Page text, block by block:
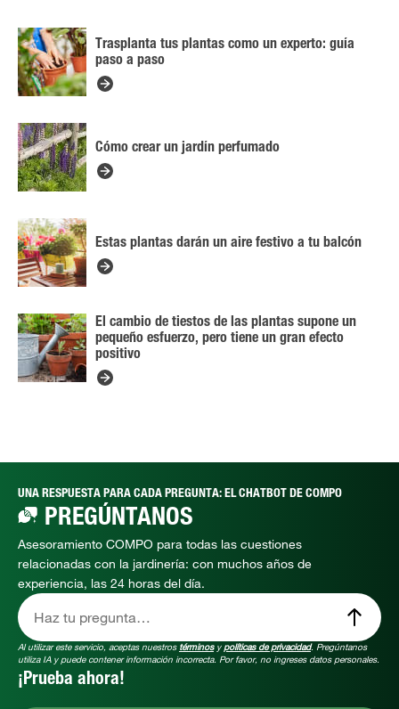
Trasplanta tus plantas como un experto: guía
paso a paso
Cómo crear un jardín perfumado
Estas plantas darán un aire festivo a tu balcón
El cambio de tiestos de las plantas supone un
pequeño esfuerzo, pero tiene un gran efecto
positivo
UNA RESPUESTA PARA CADA PREGUNTA: EL CHATBOT DE COMPO
PREGÚNTANOS
Asesoramiento COMPO para todas las cuestiones
relacionadas con la jardinería: con muchos años de
experiencia, las 24 horas del día.
Haz tu pregunta…
Al utilizar este servicio, aceptas nuestros términosypolíticas de privacidad. Pregúntanos
utiliza IA y puede contener información incorrecta. Por favor, no ingreses datos personales.
¡Prueba ahora!